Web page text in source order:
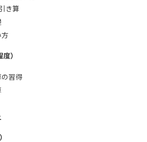
き算
方
）
習得